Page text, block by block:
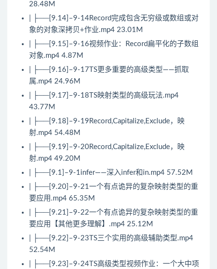
28.48M
| ├──[9.14]–9-14Record完成包含无穷级或数组或对
象的对象深拷贝+作业.mp4 23.01M
| ├──[9.15]–9-16视频作业：Record扁平化的子数组
对象.mp4 4.87M
| ├──[9.16]–9-17TS更多重要的高级类型——抓取
属.mp4 24.96M
| ├──[9.17]–9-18TS映射类型的高级玩法.mp4
43.77M
| ├──[9.18]–9-19Record,Capitalize,Exclude，映
射.mp4 54.48M
| ├──[9.19]–9-20Record,Capitalize,Exclude，映
射.mp4 49.20M
| ├──[9.1]–9-1infer——深入infer和in.mp4 57.52M
| ├──[9.20]–9-21一个有点诡异的复杂映射类型的重
要应用.mp4 65.35M
| ├──[9.21]–9-22一个有点诡异的复杂映射类型的重
要应用【其他更多理解】.mp4 25.12M
| ├──[9.22]–9-23TS三个实用的高级辅助类型.mp4
52.54M
| ├──[9.23]–9-24TS高级类型视频作业：一个大中项